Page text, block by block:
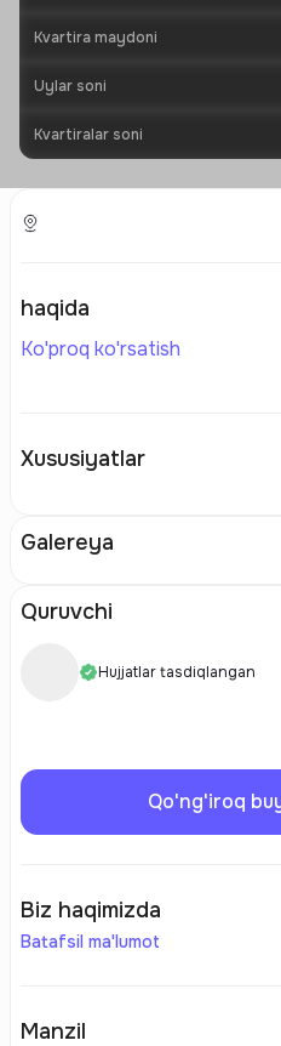
Kvartira maydoni
Uylar soni
Kvartiralar soni
haqida
Ko'proq ko'rsatish
Xususiyatlar
Galereya
Quruvchi
Hujjatlar tasdiqlangan
Qo'ng'iroq
Biz haqimizda
Batafsil ma'lumot
Manzil